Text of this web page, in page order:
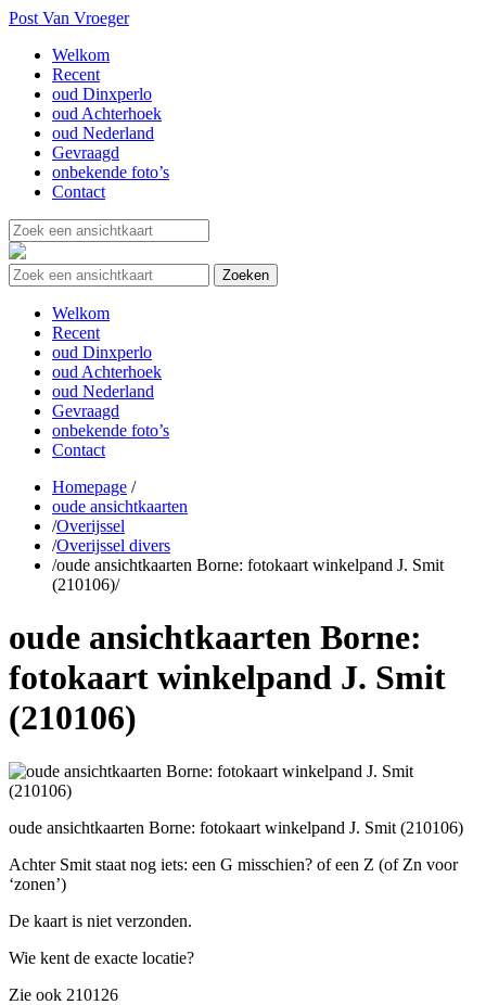
Post Van Vroeger
Welkom
Recent
oud Dinxperlo
oud Achterhoek
oud Nederland
Gevraagd
onbekende foto’s
Contact
Welkom
Recent
oud Dinxperlo
oud Achterhoek
oud Nederland
Gevraagd
onbekende foto’s
Contact
Homepage /
oude ansichtkaarten
/Overijssel
/Overijssel divers
/oude ansichtkaarten Borne: fotokaart winkelpand J. Smit
(210106)/
oude ansichtkaarten Borne:
fotokaart winkelpand J. Smit
(210106)
oude ansichtkaarten Borne: fotokaart winkelpand J. Smit (210106)
Achter Smit staat nog iets: een G misschien? of een Z (of Zn voor
‘zonen’)
De kaart is niet verzonden.
Wie kent de exacte locatie?
Zie ook 210126